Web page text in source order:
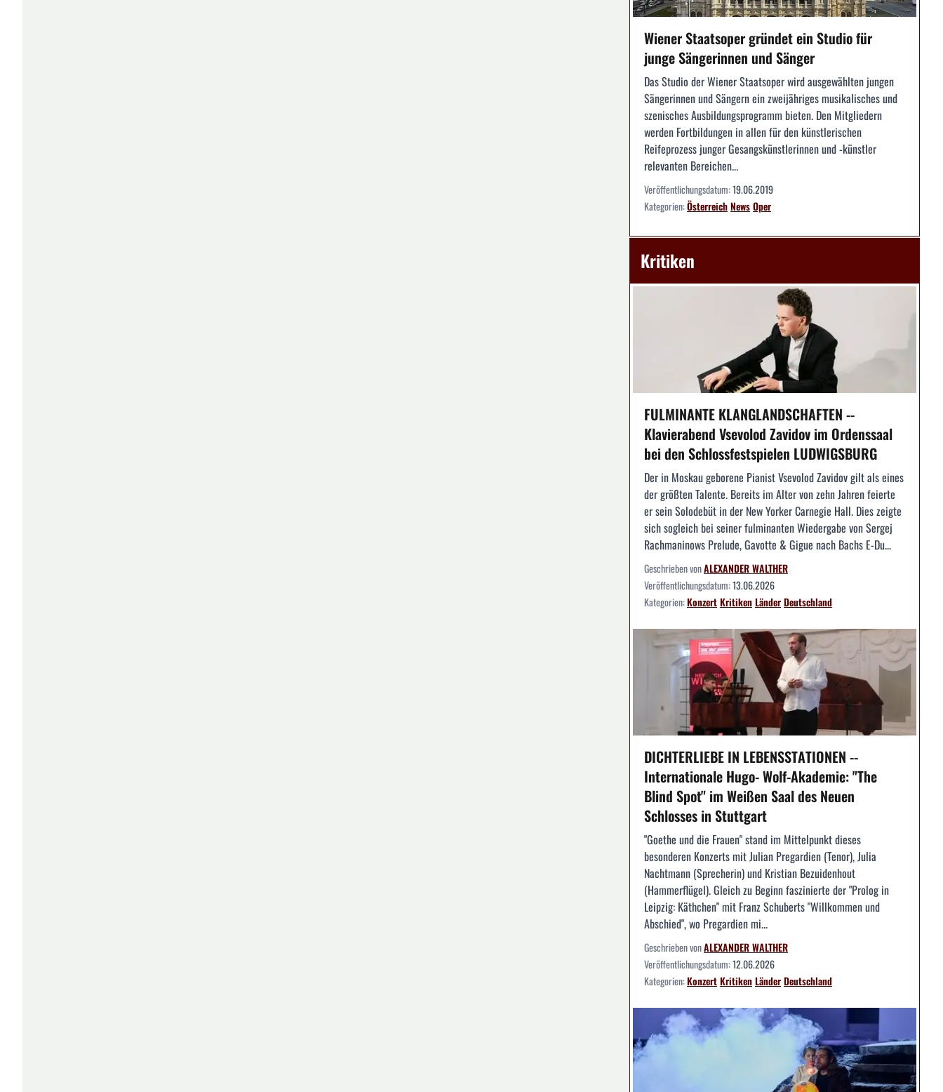
Wiener Staatsoper gründet ein Studio für
junge Sängerinnen und Sänger
Das Studio der Wiener Staatsoper wird ausgewählten jungen
Sängerinnen und Sängern ein zweijähriges musikalisches und
szenisches Ausbildungsprogramm bieten. Den Mitgliedern
werden Fortbildungen in allen für den künstlerischen
Reifeprozess junger Gesangskünstlerinnen und -künstler
relevanten Bereichen...
Veröffentlichungsdatum:19.06.2019
Kategorien:ÖsterreichNewsOper
Kritiken
FULMINANTE KLANGLANDSCHAFTEN --
Klavierabend Vsevolod Zavidov im Ordenssaal
bei den Schlossfestspielen LUDWIGSBURG
Der in Moskau geborene Pianist Vsevolod Zavidov gilt als eines
der größten Talente. Bereits im Alter von zehn Jahren feierte
er sein Solodebüt in der New Yorker Carnegie Hall. Dies zeigte
sich sogleich bei seiner fulminanten Wiedergabe von Sergej
Rachmaninows Prelude, Gavotte & Gigue nach Bachs E-Du...
Geschrieben vonALEXANDER WALTHER
Veröffentlichungsdatum:13.06.2026
Kategorien:KonzertKritikenLänderDeutschland
DICHTERLIEBE IN LEBENSSTATIONEN --
Internationale Hugo- Wolf-Akademie: "The
Blind Spot" im Weißen Saal des Neuen
Schlosses in Stuttgart
"Goethe und die Frauen" stand im Mittelpunkt dieses
besonderen Konzerts mit Julian Pregardien (Tenor), Julia
Nachtmann (Sprecherin) und Kristian Bezuidenhout
(Hammerflügel). Gleich zu Beginn faszinierte der "Prolog in
Leipzig: Käthchen" mit Franz Schuberts "Willkommen und
Abschied", wo Pregardien mi...
Geschrieben vonALEXANDER WALTHER
Veröffentlichungsdatum:12.06.2026
Kategorien:KonzertKritikenLänderDeutschland